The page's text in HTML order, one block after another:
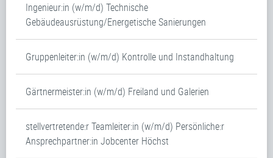
Ingenieur:in (w/m/d) Technische
Gebäudeausrüstung/Energetische Sanierungen
Gruppenleiter:in (w/m/d) Kontrolle und Instandhaltung
Gärtnermeister:in (w/m/d) Freiland und Galerien
stellvertretende:r Teamleiter:in (w/m/d) Persönliche:r
Ansprechpartner:in Jobcenter Höchst